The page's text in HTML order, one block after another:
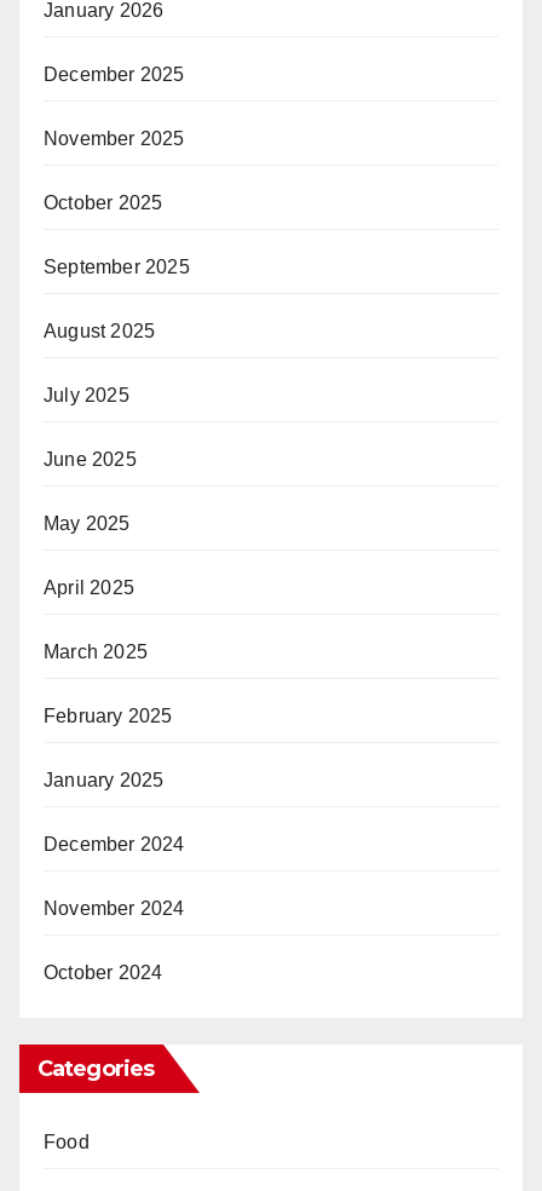
January 2026
December 2025
November 2025
October 2025
September 2025
August 2025
July 2025
June 2025
May 2025
April 2025
March 2025
February 2025
January 2025
December 2024
November 2024
October 2024
Categories
Food